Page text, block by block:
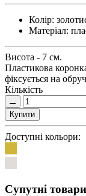
Колір:
Матеріал:
Висота - 7 см.
Пластикова
фіксується на
Кількість
Купити
Доступні кольори:
Супутні товари